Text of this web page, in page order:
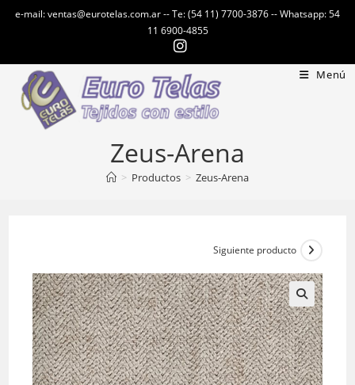
e-mail: ventas@eurotelas.com.ar -- Te: (54 11) 7700-3876 -- Whatsapp: 54
11 6900-4855
Menú
Zeus-Arena
> Productos > Zeus-Arena
Siguiente producto